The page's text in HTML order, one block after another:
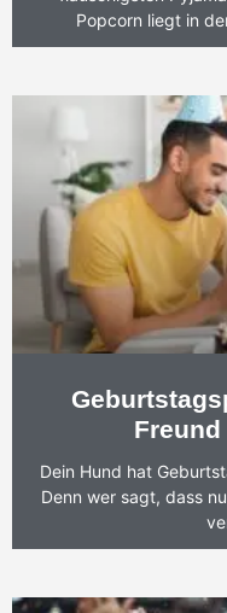
Popcorn liegt in
Dein Hund hat
Denn wer sagt, dass